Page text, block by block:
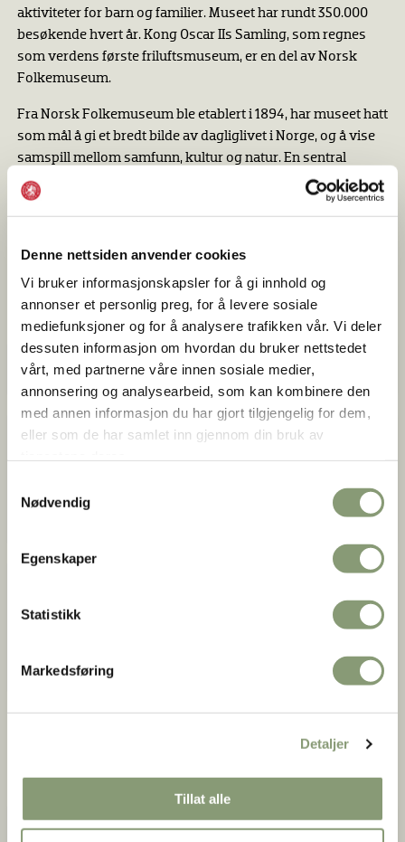
Denne nettsiden anvender cookies
Vi bruker informasjonskapsler for å gi innhold og
annonser et personlig preg, for å levere sosiale
mediefunksjoner og for å analysere trafikken vår. Vi deler
dessuten informasjon om hvordan du bruker nettstedet
vårt, med partnerne våre innen sosiale medier,
annonsering og analysearbeid, som kan kombinere den
med annen informasjon du har gjort tilgjengelig for dem,
eller som de har samlet inn gjennom din bruk av
Nødvendig
Egenskaper
Statistikk
Markedsføring
Detaljer
Tillat alle
aktiviteter for barn og familier. Museet har rundt 350.000
besøkende hvert år. Kong Oscar IIs Samling, som regnes
som verdens første friluftsmuseum, er en del av Norsk
Folkemuseum.
Fra Norsk Folkemuseum ble etablert i 1894, har museet hatt
som mål å gi et bredt bilde av dagliglivet i Norge, og å vise
samspill mellom samfunn, kultur og natur. En sentral
oppgave for museet er å belyse spørsmål knyttet til hva det
vil si å være norsk og til hva som konstituerer det norske i
Museet inngår i stiftelsen Norsk Folkemuseum.
Strategi 2022-2026 Norsk Folkemuseum
Bærekraft
hverdag, og være et ledende museum innen bærekraft i
Norden.
Stiftelsen Norsk Folkemuseum består av Bogstad Gård,
Norsk Folkemuseums historie